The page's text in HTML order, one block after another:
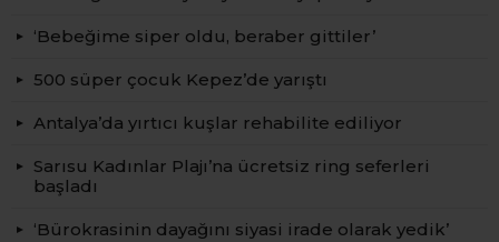
‘Bebeğime siper oldu, beraber gittiler’
500 süper çocuk Kepez’de yarıştı
Antalya’da yırtıcı kuşlar rehabilite ediliyor
Sarısu Kadınlar Plajı’na ücretsiz ring seferleri
başladı
‘Bürokrasinin dayağını siyasi irade olarak yedik’